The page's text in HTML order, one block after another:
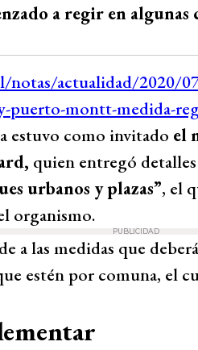
a regir en algunas
estuvo como invitado el
quien entregó
urbanos y plazas”, el
organismo.
PUBLICIDAD
a las medidas que
estén por comuna, el